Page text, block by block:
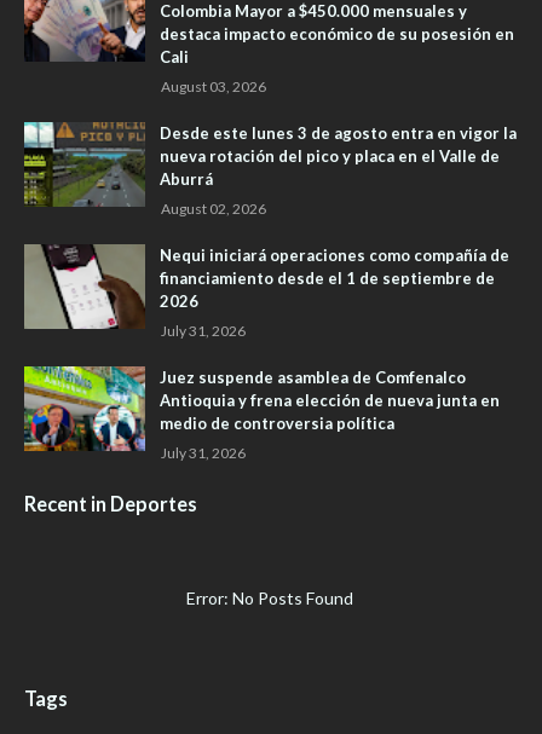
Colombia Mayor a $450.000 mensuales y
destaca impacto económico de su posesión en
Cali
August 03, 2026
Desde este lunes 3 de agosto entra en vigor la
nueva rotación del pico y placa en el Valle de
Aburrá
August 02, 2026
Nequi iniciará operaciones como compañía de
financiamiento desde el 1 de septiembre de
2026
July 31, 2026
Juez suspende asamblea de Comfenalco
Antioquia y frena elección de nueva junta en
medio de controversia política
July 31, 2026
Recent in Deportes
Error: No Posts Found
Tags